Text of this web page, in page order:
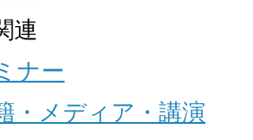
連
ナー
・メディア・講演